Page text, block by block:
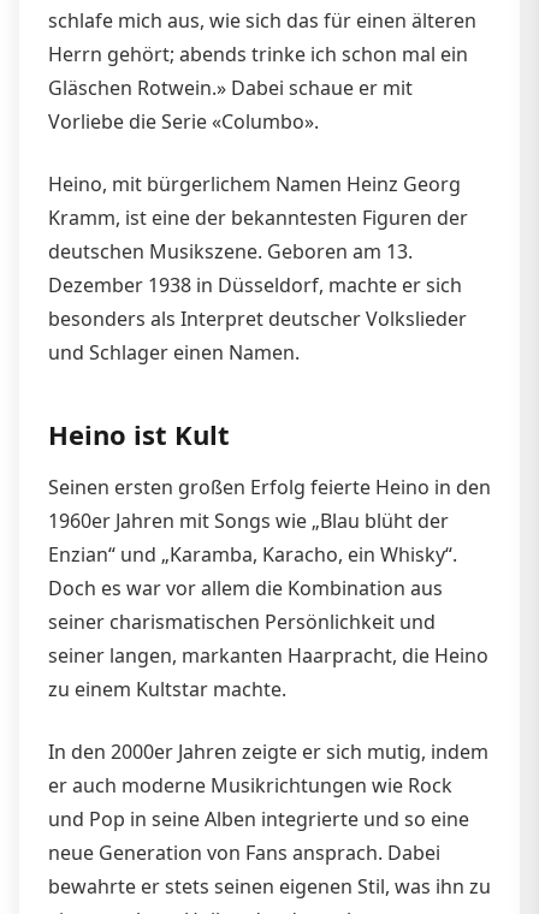
schlafe mich aus, wie sich das für einen älteren
Herrn gehört; abends trinke ich schon mal ein
Gläschen Rotwein.» Dabei schaue er mit
Vorliebe die Serie «Columbo».
Heino, mit bürgerlichem Namen Heinz Georg
Kramm, ist eine der bekanntesten Figuren der
deutschen Musikszene. Geboren am 13.
Dezember 1938 in Düsseldorf, machte er sich
besonders als Interpret deutscher Volkslieder
und Schlager einen Namen.
Heino ist Kult
Seinen ersten großen Erfolg feierte Heino in den
1960er Jahren mit Songs wie „Blau blüht der
Enzian“ und „Karamba, Karacho, ein Whisky“.
Doch es war vor allem die Kombination aus
seiner charismatischen Persönlichkeit und
seiner langen, markanten Haarpracht, die Heino
zu einem Kultstar machte.
In den 2000er Jahren zeigte er sich mutig, indem
er auch moderne Musikrichtungen wie Rock
und Pop in seine Alben integrierte und so eine
neue Generation von Fans ansprach. Dabei
bewahrte er stets seinen eigenen Stil, was ihn zu